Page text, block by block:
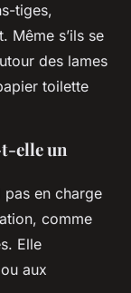
tiges,
Même s’ils se
des lames
toilette
elle un
pas en charge
comme
Elle
aux